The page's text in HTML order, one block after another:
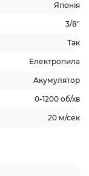
Японія
3/8"
Так
Електропила
Акумулятор
0-1200 об/хв
20 м/сек